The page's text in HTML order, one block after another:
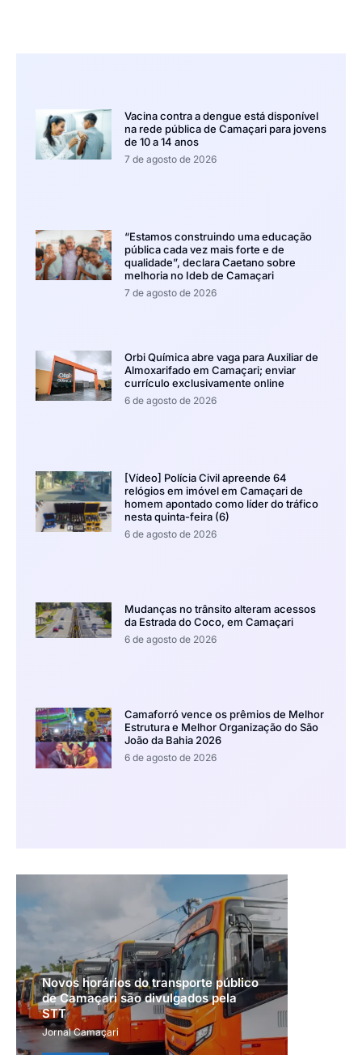
Vacina contra a dengue está disponível
na rede pública de Camaçari para jovens
de 10 a 14 anos
7 de agosto de 2026
“Estamos construindo uma educação
pública cada vez mais forte e de
qualidade”, declara Caetano sobre
melhoria no Ideb de Camaçari
7 de agosto de 2026
Orbi Química abre vaga para Auxiliar de
Almoxarifado em Camaçari; enviar
currículo exclusivamente online
6 de agosto de 2026
[Vídeo] Polícia Civil apreende 64
relógios em imóvel em Camaçari de
homem apontado como líder do tráfico
nesta quinta-feira (6)
6 de agosto de 2026
Mudanças no trânsito alteram acessos
da Estrada do Coco, em Camaçari
6 de agosto de 2026
Camaforró vence os prêmios de Melhor
Estrutura e Melhor Organização do São
João da Bahia 2026
6 de agosto de 2026
Novos horários do transporte público
de Camaçari são divulgados pela
STT
Jornal Camaçari